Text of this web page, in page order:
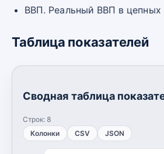
ВВП. Реальный ВВП в цепных
Таблица показателей
Сводная таблица
Строк: 8
Колонки
CSV JSON